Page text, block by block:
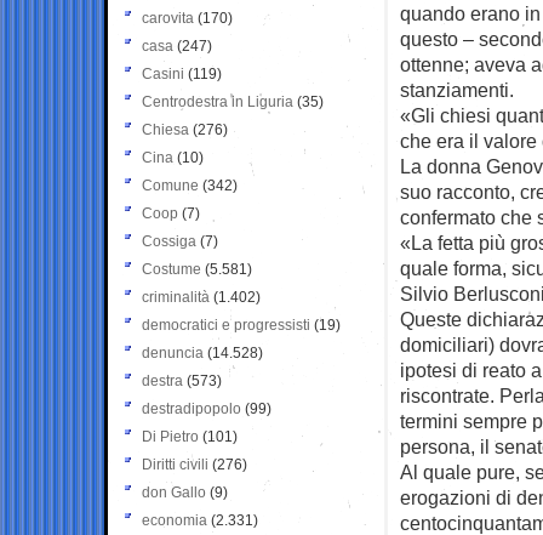
quando erano
questo –
ottenne; aveva
stanziamenti.
«Gli chiesi
che era il
La donna
suo racconto,
confermato che
«La fetta più
quale forma,
Silvio
Queste
domiciliari)
ipotesi di reato
riscontrate.
termini sempre
persona, il
Al quale pure,
erogazioni di
carovita (170)
casa (247)
Casini (119)
Centrodestra in Liguria (35)
Chiesa (276)
Cina (10)
Comune (342)
Coop (7)
Cossiga (7)
Costume (5.581)
criminalità (1.402)
democratici e progressisti (19)
denuncia (14.528)
destra (573)
destradipopolo (99)
Di Pietro (101)
Diritti civili (276)
don Gallo (9)
economia (2.331)